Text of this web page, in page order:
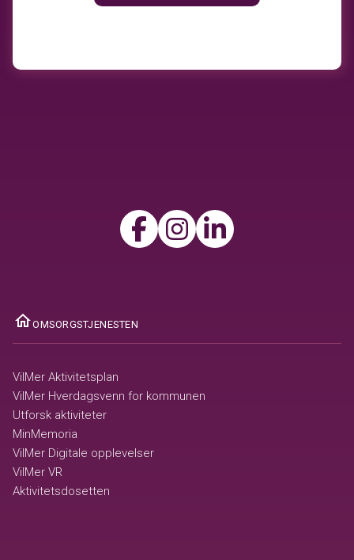
OMSORGSTJENESTEN
VilMer Aktivitetsplan
VilMer Hverdagsvenn for kommunen
Utforsk aktiviteter
MinMemoria
VilMer Digitale opplevelser
VilMer VR
Aktivitetsdosetten